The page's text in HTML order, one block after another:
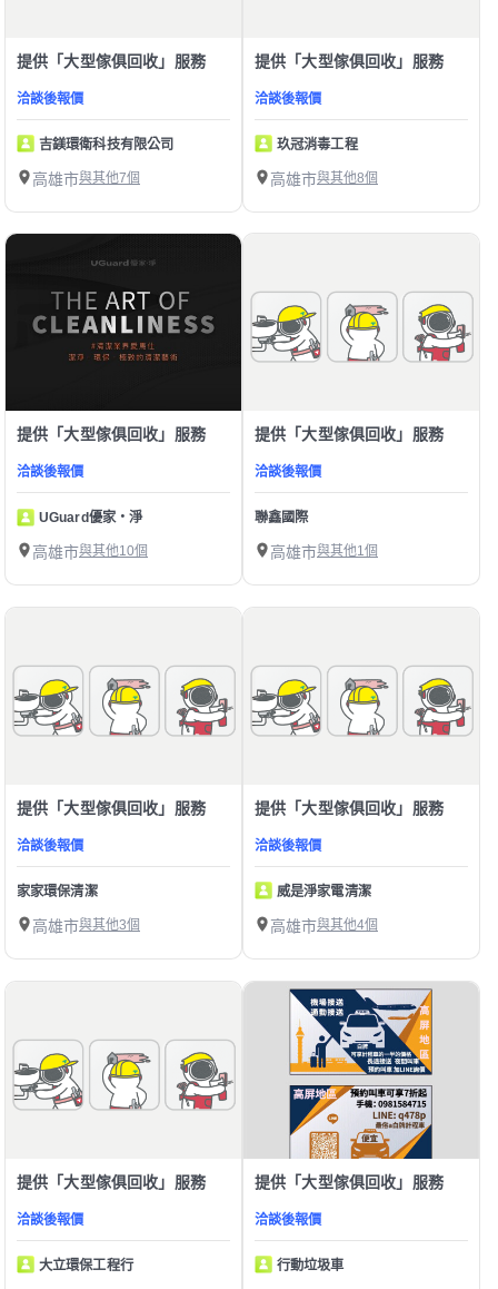
提供「大型傢俱回收」服務
洽談後報價
吉鎂環衛科技有限公司
高雄市與其他7個
提供「大型傢俱回收」服務
洽談後報價
玖冠消毒工程
高雄市與其他8個
提供「大型傢俱回收」服務
洽談後報價
UGuard優家・淨
高雄市與其他10個
提供「大型傢俱回收」服務
洽談後報價
聯鑫國際
高雄市與其他1個
提供「大型傢俱回收」服務
洽談後報價
家家環保清潔
高雄市與其他3個
提供「大型傢俱回收」服務
洽談後報價
威是淨家電清潔
高雄市與其他4個
提供「大型傢俱回收」服務
洽談後報價
大立環保工程行
提供「大型傢俱回收」服務
洽談後報價
行動垃圾車